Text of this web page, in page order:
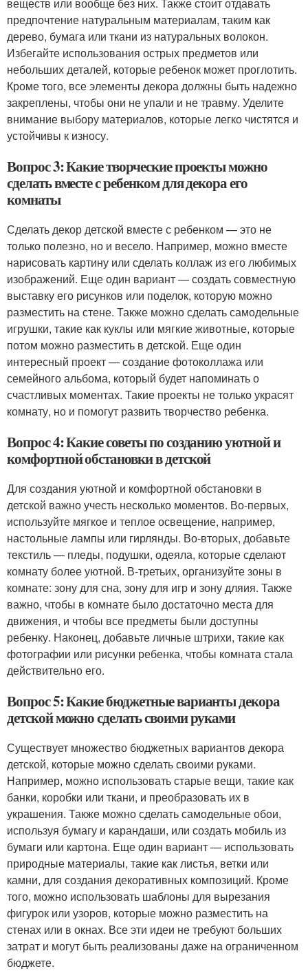
предпочтение натуральным материалам, таким как
дерево, бумага или ткани из натуральных волокон.
Избегайте использования острых предметов или
небольших деталей, которые ребенок может проглотить.
Кроме того, все элементы декора должны быть надежно
закреплены, чтобы они не упали и не травму. Уделите
внимание выбору материалов, которые легко чистятся и
устойчивы к износу.
Вопрос 3: Какие творческие проекты можно
сделать вместе с ребенком для декора его
комнаты
Сделать декор детской вместе с ребенком — это не
только полезно, но и весело. Например, можно вместе
нарисовать картину или сделать коллаж из его любимых
изображений. Еще один вариант — создать совместную
выставку его рисунков или поделок, которую можно
разместить на стене. Также можно сделать самодельные
игрушки, такие как куклы или мягкие животные, которые
потом можно разместить в детской. Еще один
интересный проект — создание фотоколлажа или
семейного альбома, который будет напоминать о
счастливых моментах. Такие проекты не только украсят
комнату, но и помогут развить творчество ребенка.
Вопрос 4: Какие советы по созданию уютной и
комфортной обстановки в детской
Для создания уютной и комфортной обстановки в
детской важно учесть несколько моментов. Во-первых,
используйте мягкое и теплое освещение, например,
настольные лампы или гирлянды. Во-вторых, добавьте
текстиль — пледы, подушки, одеяла, которые сделают
комнату более уютной. В-третьих, организуйте зоны в
комнате: зону для сна, зону для игр и зону дляия. Также
важно, чтобы в комнате было достаточно места для
движения, и чтобы все предметы были доступны
ребенку. Наконец, добавьте личные штрихи, такие как
фотографии или рисунки ребенка, чтобы комната стала
действительно его.
Вопрос 5: Какие бюджетные варианты декора
детской можно сделать своими руками
Существует множество бюджетных вариантов декора
детской, которые можно сделать своими руками.
Например, можно использовать старые вещи, такие как
банки, коробки или ткани, и преобразовать их в
украшения. Также можно сделать самодельные обои,
используя бумагу и карандаши, или создать мобиль из
бумаги или картона. Еще один вариант — использовать
природные материалы, такие как листья, ветки или
камни, для создания декоративных композиций. Кроме
того, можно использовать шаблоны для вырезания
фигурок или узоров, которые можно разместить на
стенах или в окнах. Все эти идеи не требуют больших
затрат и могут быть реализованы даже на ограниченном
бюджете.